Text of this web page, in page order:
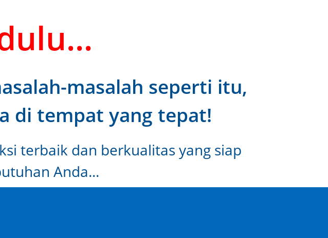
masalah seperti itu,
di tempat yang tepat!
terbaik dan berkualitas yang siap
Anda...